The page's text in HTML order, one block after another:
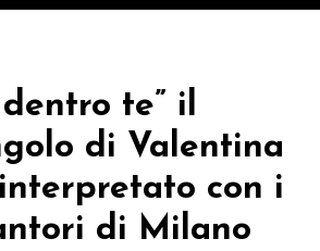
te” il
di Valentina
con i
di Milano